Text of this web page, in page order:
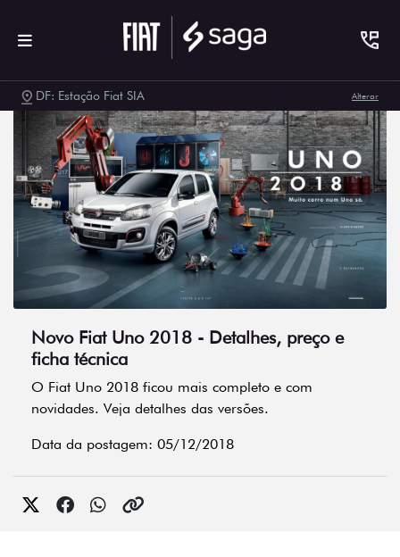
DF: Estação Fiat SIA Alterar
Novo Fiat Uno 2018 - Detalhes, preço e
ficha técnica
O Fiat Uno 2018 ficou mais completo e com
novidades. Veja detalhes das versões.
Data da postagem: 05/12/2018